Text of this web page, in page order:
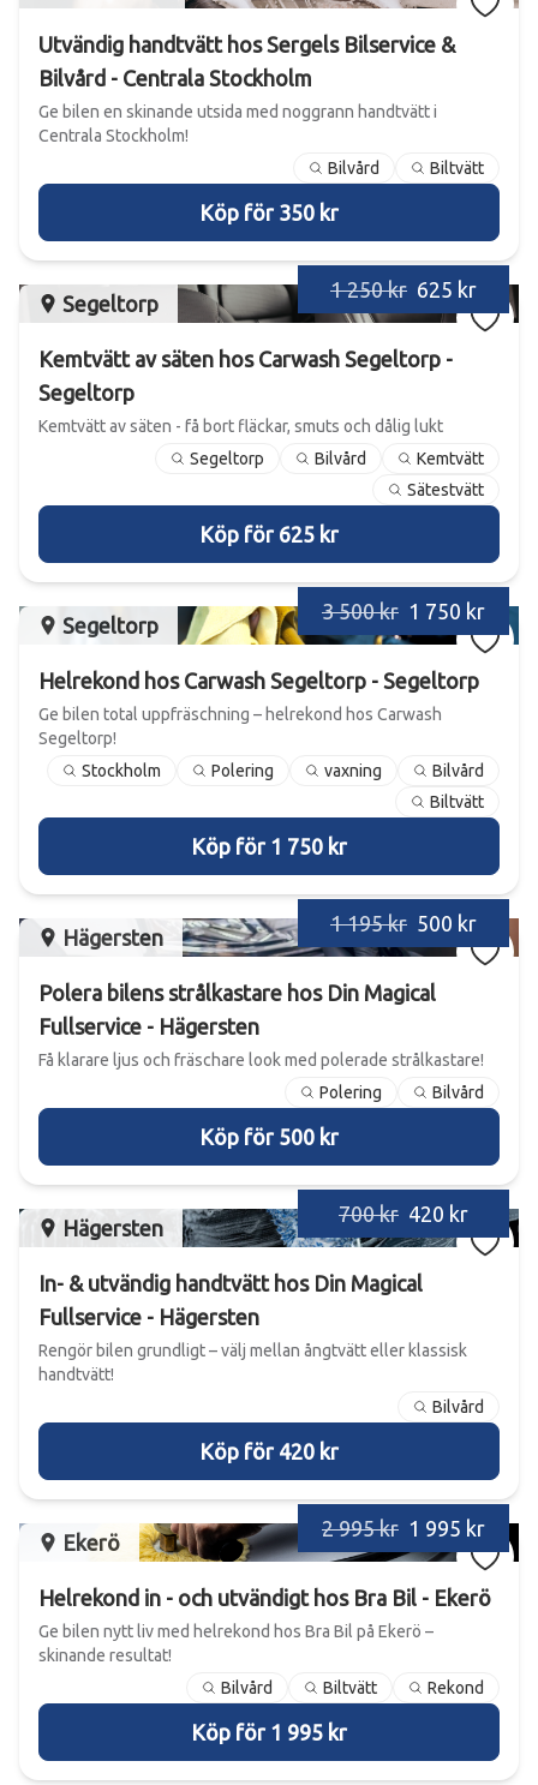
Utvändig handtvätt hos Sergels Bilservice &
Bilvård - Centrala Stockholm
Ge bilen en skinande utsida med noggrann handtvätt i
Centrala Stockholm!
Bilvård
Biltvätt
Köp för 350 kr
Segeltorp
1 250 kr 625 kr
Kemtvätt av säten hos Carwash Segeltorp -
Segeltorp
Kemtvätt av säten - få bort fläckar, smuts och dålig lukt
Segeltorp
Bilvård
Kemtvätt
Sätestvätt
Köp för 625 kr
Segeltorp
3 500 kr 1 750 kr
Helrekond hos Carwash Segeltorp - Segeltorp
Ge bilen total uppfräschning – helrekond hos Carwash
Segeltorp!
Stockholm
Polering vaxning
Bilvård
Biltvätt
Köp för 1 750 kr
Hägersten
1 195 kr 500 kr
Polera bilens strålkastare hos Din Magical
Fullservice - Hägersten
Få klarare ljus och fräschare look med polerade strålkastare!
Polering
Bilvård
Köp för 500 kr
Hägersten
700 kr 420 kr
In- & utvändig handtvätt hos Din Magical
Fullservice - Hägersten
Rengör bilen grundligt – välj mellan ångtvätt eller klassisk
handtvätt!
Bilvård
Köp för 420 kr
Ekerö
2 995 kr 1 995 kr
Helrekond in - och utvändigt hos Bra Bil - Ekerö
Ge bilen nytt liv med helrekond hos Bra Bil på Ekerö –
skinande resultat!
Bilvård
Biltvätt Rekond
Köp för 1 995 kr